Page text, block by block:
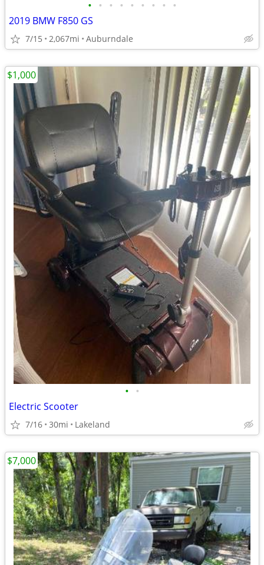
• • • • • • • • •
2019 BMW F850 GS
7/15 2,067mi Auburndale
• •
Electric Scooter
7/16 30mi Lakeland
$1,000
$7,000